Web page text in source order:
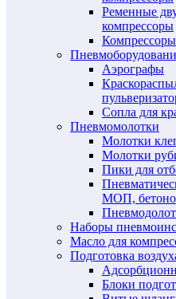
Ременные
компрессоры
Аэрографы
Сопла для
Пневмомолотки
Молотки
Молотки
Пики для
МОП,
Наборы
Масло для
Подготовка
Блоки